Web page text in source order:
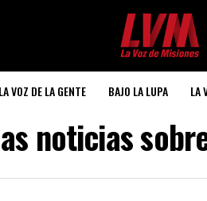
LA VOZ DE LA GENTE BAJO LA LUPA LA
noticias